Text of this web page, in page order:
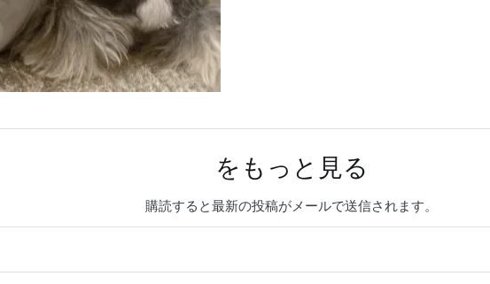
をもっと見る
購読すると最新の投稿がメールで送信されます。